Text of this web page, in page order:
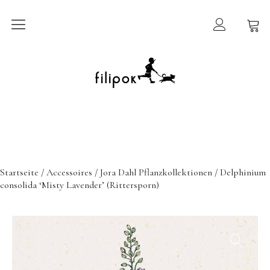
Sommermarkt
New In
Wigiwama
Mammalampa
Accessoires
Startseite / Accessoires / Jora Dahl Pflanzkollektionen / Delphinium
consolida ‘Misty Lavender’ (Rittersporn)